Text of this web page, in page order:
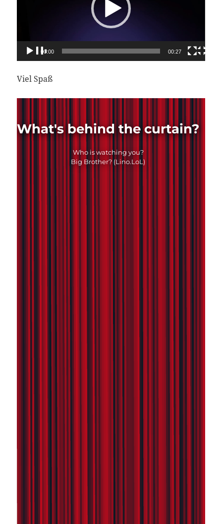
00:00 00:27
Viel Spaß
What's behind the curtain?
Who is watching you?
Big Brother? (Lino.LoL)